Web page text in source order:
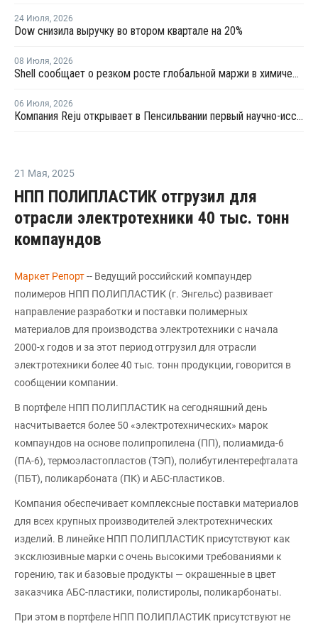
24 Июля, 2026
Dow снизила выручку во втором квартале на 20%
08 Июля, 2026
Shell сообщает о резком росте глобальной маржи в химической отрасли во втором квартале
06 Июля, 2026
Компания Reju открывает в Пенсильвании первый научно-исследовательский центр по переработке текстиля
21 Мая, 2025
НПП ПОЛИПЛАСТИК отгрузил для
отрасли электротехники 40 тыс. тонн
компаундов
Маркет Репорт-- Ведущий российский компаундер
полимеров НПП ПОЛИПЛАСТИК (г. Энгельс) развивает
направление разработки и поставки полимерных
материалов для производства электротехники с начала
2000-х годов и за этот период отгрузил для отрасли
электротехники более 40 тыс. тонн продукции, говорится в
сообщении компании.
В портфеле НПП ПОЛИПЛАСТИК на сегодняшний день
насчитывается более 50 «электротехнических» марок
компаундов на основе полипропилена (ПП), полиамида-6
(ПА-6), термоэластопластов (ТЭП), полибутилентерефталата
(ПБТ), поликарбоната (ПК) и АБС-пластиков.
Компания обеспечивает комплексные поставки материалов
для всех крупных производителей электротехнических
изделий. В линейке НПП ПОЛИПЛАСТИК присутствуют как
эксклюзивные марки с очень высокими требованиями к
горению, так и базовые продукты — окрашенные в цвет
заказчика АБС-пластики, полистиролы, поликарбонаты.
При этом в портфеле НПП ПОЛИПЛАСТИК присутствуют не